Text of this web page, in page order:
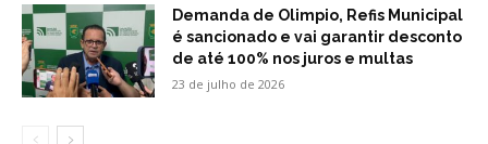
Demanda de Olimpio, Refis Municipal
é sancionado e vai garantir desconto
de até 100% nos juros e multas
23 de julho de 2026